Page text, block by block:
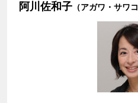
阿川佐和子 （アガワ・サワコ